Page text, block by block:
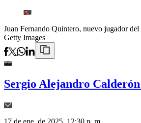
Juan Fernando Quintero, nuevo jugador
Getty Images
Sergio Alejandro